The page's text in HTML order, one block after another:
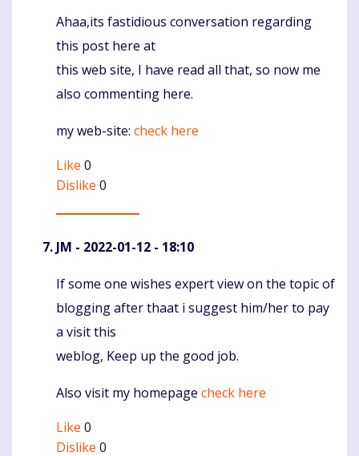
Komentaras
Ahaa,its fastidious conversation regarding
this post here at
this web site, I have read all that, so now me
also commenting here.
my web-site: check here
Like 0
Dislike 0
JM - 2022-01-12 - 18:10
Komentaras
If some one wishes expert view on the topic of
blogging after thaat i suggest him/her to pay
a visit this
weblog, Keep up the good job.
Also visit my homepage check here
Like 0
Dislike 0